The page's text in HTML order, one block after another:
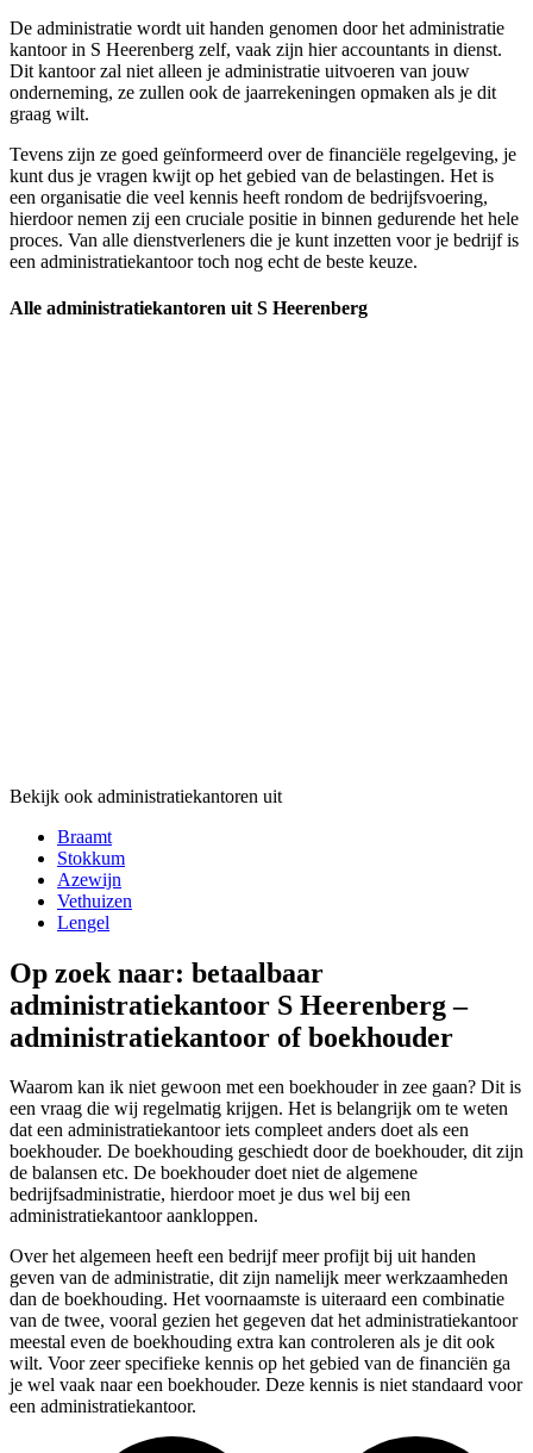
De administratie wordt uit handen genomen door het administratie
kantoor in S Heerenberg zelf, vaak zijn hier accountants in dienst.
Dit kantoor zal niet alleen je administratie uitvoeren van jouw
onderneming, ze zullen ook de jaarrekeningen opmaken als je dit
graag wilt.
Tevens zijn ze goed geïnformeerd over de financiële regelgeving, je
kunt dus je vragen kwijt op het gebied van de belastingen. Het is
een organisatie die veel kennis heeft rondom de bedrijfsvoering,
hierdoor nemen zij een cruciale positie in binnen gedurende het hele
proces. Van alle dienstverleners die je kunt inzetten voor je bedrijf is
een administratiekantoor toch nog echt de beste keuze.
Alle administratiekantoren uit S Heerenberg
Bekijk ook administratiekantoren uit
Braamt
Stokkum
Azewijn
Vethuizen
Lengel
Op zoek naar: betaalbaar
administratiekantoor S Heerenberg –
administratiekantoor of boekhouder
Waarom kan ik niet gewoon met een boekhouder in zee gaan? Dit is
een vraag die wij regelmatig krijgen. Het is belangrijk om te weten
dat een administratiekantoor iets compleet anders doet als een
boekhouder. De boekhouding geschiedt door de boekhouder, dit zijn
de balansen etc. De boekhouder doet niet de algemene
bedrijfsadministratie, hierdoor moet je dus wel bij een
administratiekantoor aankloppen.
Over het algemeen heeft een bedrijf meer profijt bij uit handen
geven van de administratie, dit zijn namelijk meer werkzaamheden
dan de boekhouding. Het voornaamste is uiteraard een combinatie
van de twee, vooral gezien het gegeven dat het administratiekantoor
meestal even de boekhouding extra kan controleren als je dit ook
wilt. Voor zeer specifieke kennis op het gebied van de financiën ga
je wel vaak naar een boekhouder. Deze kennis is niet standaard voor
een administratiekantoor.